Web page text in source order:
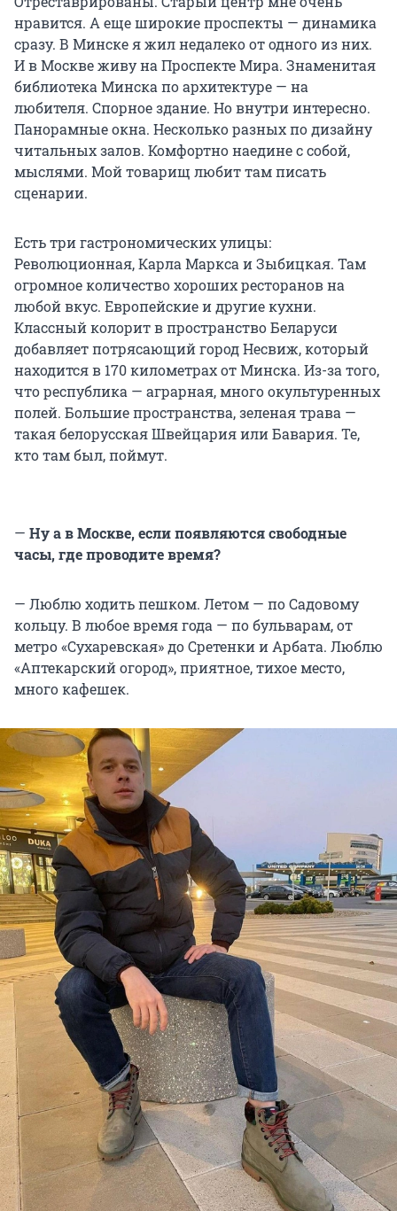
нравится. А еще широкие проспекты — динамика
сразу. В Минске я жил недалеко от одного из них.
И в Москве живу на Проспекте Мира. Знаменитая
библиотека Минска по архитектуре — на
любителя. Спорное здание. Но внутри интересно.
Панорамные окна. Несколько разных по дизайну
читальных залов. Комфортно наедине с собой,
мыслями. Мой товарищ любит там писать
сценарии.
Есть три гастрономических улицы:
Революционная, Карла Маркса и Зыбицкая. Там
огромное количество хороших ресторанов на
любой вкус. Европейские и другие кухни.
Классный колорит в пространство Беларуси
добавляет потрясающий город Несвиж, который
находится в 170 километрах от Минска. Из-за того,
что республика — аграрная, много окультуренных
полей. Большие пространства, зеленая трава —
такая белорусская Швейцария или Бавария. Те,
кто там был, поймут.
— Ну а в Москве, если появляются свободные
часы, где проводите время?
— Люблю ходить пешком. Летом — по Садовому
кольцу. В любое время года — по бульварам, от
метро «Сухаревская» до Сретенки и Арбата. Люблю
«Аптекарский огород», приятное, тихое место,
много кафешек.